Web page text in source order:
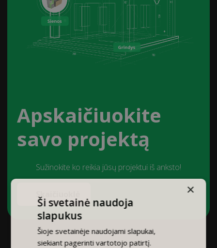
Apskaičiuokite
savo projektą
Sužinokite ko reikia jūsų projektui iš anksto!
Skaičiuoklė ×
Ši svetainė naudoja
slapukus
Šioje svetainėje naudojami slapukai,
siekiant pagerinti vartotojo patirtį.